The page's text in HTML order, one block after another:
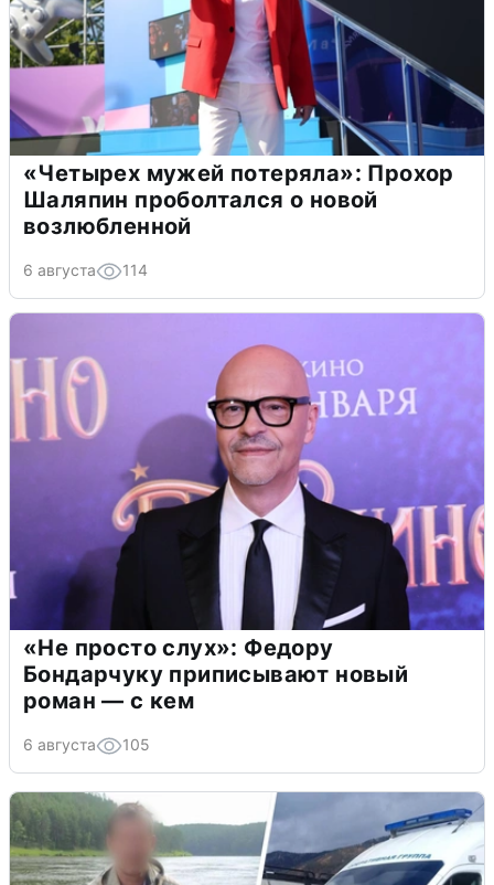
«Четырех мужей потеряла»: Прохор
Шаляпин проболтался о новой
возлюбленной
6 августа 114
«Не просто слух»: Федору
Бондарчуку приписывают новый
роман — с кем
6 августа 105